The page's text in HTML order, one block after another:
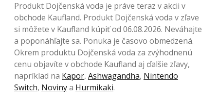
Produkt Dojčenská voda je práve teraz v akcii v
obchode Kaufland. Produkt Dojčenská voda v zľave
si môžete v Kaufland kúpiť od 06.08.2026. Neváhajte
a poponáhľajte sa. Ponuka je časovo obmedzená.
Okrem produktu Dojčenská voda za zvýhodnenú
cenu objavíte v obchode Kaufland aj ďalšie zľavy,
napríklad na Kapor, Ashwagandha, Nintendo
Switch, Novinya Hurmikaki.